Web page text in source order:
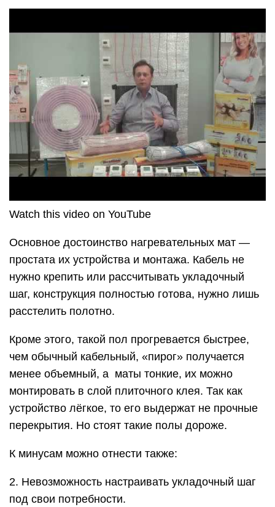
Watch this video on YouTube
Основное достоинство нагревательных мат —
простата их устройства и монтажа. Кабель не
нужно крепить или рассчитывать укладочный
шаг, конструкция полностью готова, нужно лишь
расстелить полотно.
Кроме этого, такой пол прогревается быстрее,
чем обычный кабельный, «пирог» получается
менее объемный, а маты тонкие, их можно
монтировать в слой плиточного клея. Так как
устройство лёгкое, то его выдержат не прочные
перекрытия. Но стоят такие полы дороже.
К минусам можно отнести также:
2. Невозможность настраивать укладочный шаг
под свои потребности.